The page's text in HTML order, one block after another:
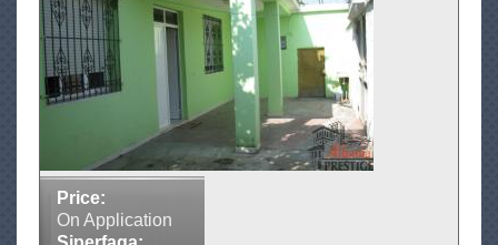
R
e
a
E
a
Price:
On Application